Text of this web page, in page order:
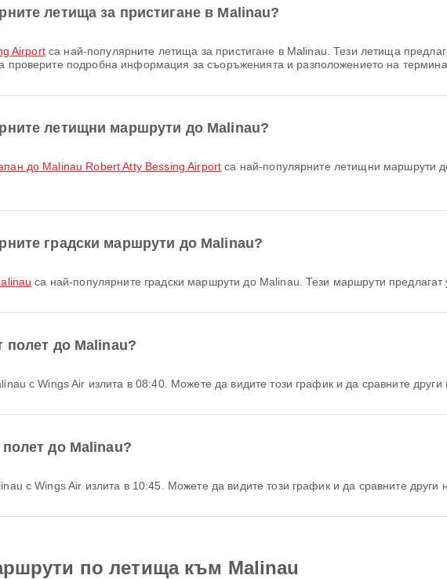
летища за пристигане в Malinau?
Airportса най-популярните летища за пристигане в Malinau. Тези летища
проверите подробна информация за съоръженията и разположението на
летищни маршрути до Malinau?
до Malinau Robert Atty Bessing Airport са най-популярните летищни маршрути
градски маршрути до Malinau?
са най-популярните градски маршрути до Malinau. Тези маршрути предлагат
полет до Malinau?
с Wings Air излита в 08:40. Можете да видите този график и да сравните други
до Malinau?
с Wings Air излита в 10:45. Можете да видите този график и да сравните други
по летища към Malinau